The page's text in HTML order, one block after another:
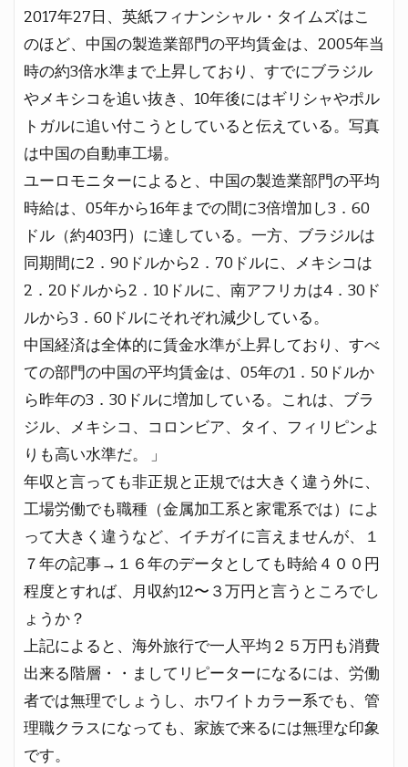
2017年27日、英紙フィナンシャル・タイムズはこ
のほど、中国の製造業部門の平均賃金は、2005年当
時の約3倍水準まで上昇しており、すでにブラジル
やメキシコを追い抜き、10年後にはギリシャやポル
トガルに追い付こうとしていると伝えている。写真
は中国の自動車工場。
ユーロモニターによると、中国の製造業部門の平均
時給は、05年から16年までの間に3倍増加し3．60
ドル（約403円）に達している。一方、ブラジルは
同期間に2．90ドルから2．70ドルに、メキシコは
2．20ドルから2．10ドルに、南アフリカは4．30ド
ルから3．60ドルにそれぞれ減少している。
中国経済は全体的に賃金水準が上昇しており、すべ
ての部門の中国の平均賃金は、05年の1．50ドルか
ら昨年の3．30ドルに増加している。これは、ブラ
ジル、メキシコ、コロンビア、タイ、フィリピンよ
りも高い水準だ。 」
年収と言っても非正規と正規では大きく違う外に、
工場労働でも職種（金属加工系と家電系では）によ
って大きく違うなど、イチガイに言えませんが、１
７年の記事→１６年のデータとしても時給４００円
程度とすれば、月収約12〜３万円と言うところでし
ょうか？
上記によると、海外旅行で一人平均２５万円も消費
出来る階層・・ましてリピーターになるには、労働
者では無理でしょうし、ホワイトカラー系でも、管
理職クラスになっても、家族で来るには無理な印象
です。